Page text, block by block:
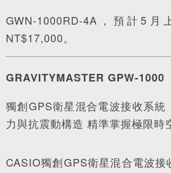
GWN-1000RD-4A，預計5月
NT$17,000。
GRAVITYMASTER GPW-1000
獨創GPS衛星混合電波接收系
力與抗震動構造 精準掌握極限時
CASIO獨創GPS衛星混合電波接